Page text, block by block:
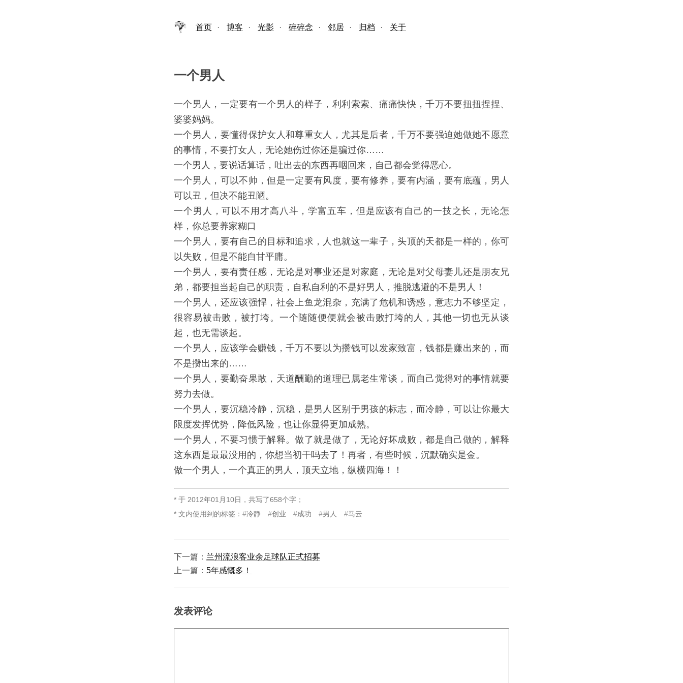
首页 · 博客 · 光影 · 碎碎念 · 邻居 · 归档 · 关于
一个男人
一个男人，一定要有一个男人的样子，利利索索、痛痛快快，千万不要扭扭捏捏、
婆婆妈妈。
一个男人，要懂得保护女人和尊重女人，尤其是后者，千万不要强迫她做她不愿意
的事情，不要打女人，无论她伤过你还是骗过你……
一个男人，要说话算话，吐出去的东西再咽回来，自己都会觉得恶心。
一个男人，可以不帅，但是一定要有风度，要有修养，要有内涵，要有底蕴，男人
可以丑，但决不能丑陋。
一个男人，可以不用才高八斗，学富五车，但是应该有自己的一技之长，无论怎
样，你总要养家糊口
一个男人，要有自己的目标和追求，人也就这一辈子，头顶的天都是一样的，你可
以失败，但是不能自甘平庸。
一个男人，要有责任感，无论是对事业还是对家庭，无论是对父母妻儿还是朋友兄
弟，都要担当起自己的职责，自私自利的不是好男人，推脱逃避的不是男人！
一个男人，还应该强悍，社会上鱼龙混杂，充满了危机和诱惑，意志力不够坚定，
很容易被击败，被打垮。一个随随便便就会被击败打垮的人，其他一切也无从谈
起，也无需谈起。
一个男人，应该学会赚钱，千万不要以为攒钱可以发家致富，钱都是赚出来的，而
不是攒出来的……
一个男人，要勤奋果敢，天道酬勤的道理已属老生常谈，而自己觉得对的事情就要
努力去做。
一个男人，要沉稳冷静，沉稳，是男人区别于男孩的标志，而冷静，可以让你最大
限度发挥优势，降低风险，也让你显得更加成熟。
一个男人，不要习惯于解释。做了就是做了，无论好坏成败，都是自己做的，解释
这东西是最最没用的，你想当初干吗去了！再者，有些时候，沉默确实是金。
做一个男人，一个真正的男人，顶天立地，纵横四海！！
* 于 2012年01月10日 ， 共写了658个字 ；
* 文内使用到的标签：
冷静 创业 成功 男人 马云
下一篇： 兰州流浪客业余足球队正式招募
上一篇： 5年感慨多！
发表评论